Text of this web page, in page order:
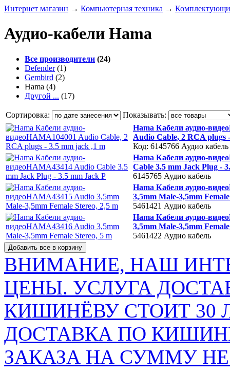
Интернет магазин → Компьютерная техника →
Аудио-кабели Hama
Все производители (24)
Defender(1)
Gembird (2)
Hama (4)
Другой ... (17)
Сортировка:
Показывать:
Hama Кабели аудио-
Audio Cable, 2 RCA plugs
Код: 6145766 Аудио кабель
Hama Кабели аудио-
Cable 3.5 mm Jack Plug -
6145765 Аудио кабель
Hama Кабели аудио-
3,5mm Male-3,5mm
5461421 Аудио кабель
Hama Кабели аудио-
3,5mm Male-3,5mm
5461422 Аудио кабель
ВНИМАНИЕ, НАШ
ЦЕНЫ. УСЛУГА
КИШИНЁВУ СТОИТ 30
ДОСТАВКА ПО
ЗАКАЗА НА СУММУ НЕ